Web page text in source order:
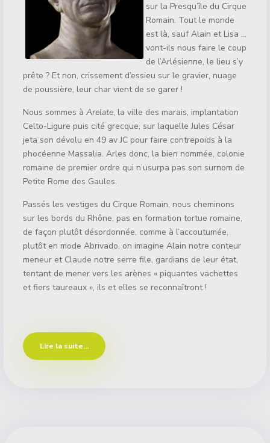
sur la Presqu’île du Cirque
Romain. Tout le monde
est là, sauf Alain et Lisa …
vont-ils nous faire le coup
de l’Arlésienne, le lieu s’y
prête ? Et non, crissement d’essieu sur le gravier, nuage
de poussière, leur char vient de se garer !
Nous sommes àArelate, la ville des marais, implantation
Celto-Ligure puis cité grecque, sur laquelle Jules César
jeta son dévolu en 49 av JC pour faire contrepoids à la
phocéenne Massalia. Arles donc, la bien nommée, colonie
romaine de premier ordre qui n’usurpa pas son surnom de
Petite Rome des Gaules.
Passés les vestiges du Cirque Romain, nous cheminons
sur les bords du Rhône, pas en formation tortue romaine,
de façon plutôt désordonnée, comme à l’accoutumée,
plutôt en mode Abrivado, on imagine Alain notre conteur
meneur et Claude notre serre file, gardians de leur état,
tentant de mener vers les arènes « piquantes vachettes
et fiers taureaux », ils et elles se reconnaîtront !
Lire la suite...